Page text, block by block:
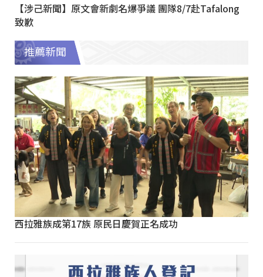
【涉己新聞】原文會新劇名爆爭議 團隊8/7赴Tafalong
致歉
推薦新聞
西拉雅族成第17族 原民日慶賀正名成功